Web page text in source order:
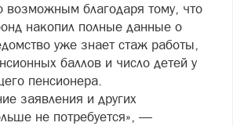
возможным благодаря тому, что
накопил полные данные о
уже знает стаж работы,
баллов и число детей у
пенсионера.
заявления и других
не потребуется», —